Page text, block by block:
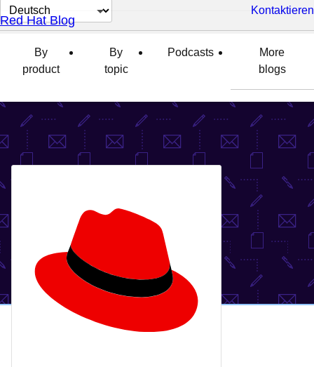
Sprache
auswählen
Kontaktieren
Red Hat Blog
By
product
By
topic
Podcasts
More
blogs